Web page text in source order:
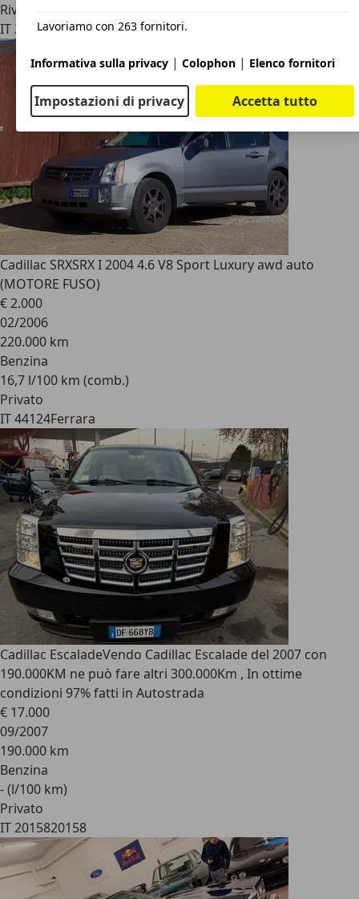
Rivenditore
IT 23884Castello Di Brianza - Lecco - Lc
Cadillac SRXSRX I 2004 4.6 V8 Sport Luxury awd auto
(MOTORE FUSO)
€ 2.000
02/2006
220.000 km
Benzina
16,7 l/100 km (comb.)
Privato
IT 44124Ferrara
Cadillac EscaladeVendo Cadillac Escalade del 2007 con
190.000KM ne può fare altri 300.000Km , In ottime
condizioni 97% fatti in Autostrada
€ 17.000
09/2007
190.000 km
Benzina
- (l/100 km)
Privato
IT 2015820158
Lavoriamo con 263 fornitori.
Informativa sulla privacy | Colophon | Elenco fornitori
Impostazioni di privacy Accetta tutto